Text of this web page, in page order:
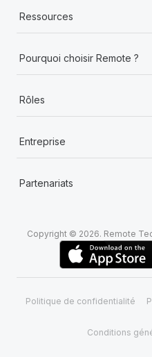
Ressources
Pourquoi choisir Remote ?
Rôles
Entreprise
Partenariats
Copyright © 2026. Remote
Politique de confidentialité
Conditions